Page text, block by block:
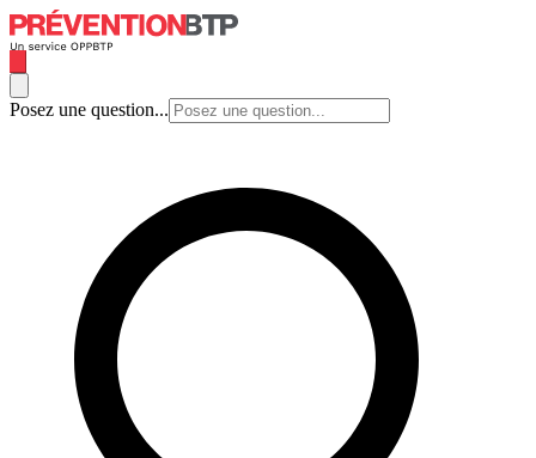
Posez une question...